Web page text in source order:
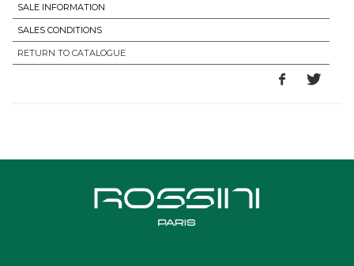
SALE INFORMATION
SALES CONDITIONS
RETURN TO CATALOGUE